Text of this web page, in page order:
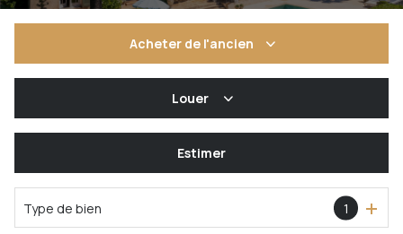
Acheter de l'ancien
De l'immo pro
Louer
Estimer
Type de bien 1